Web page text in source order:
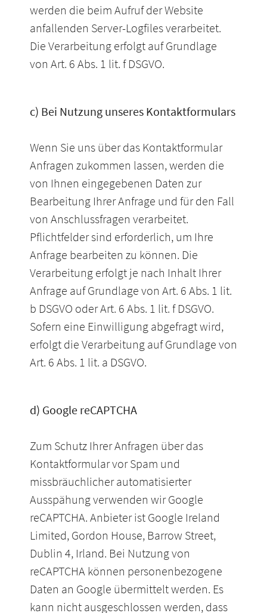
werden die beim Aufruf der Website
anfallenden Server-Logfiles verarbeitet.
Die Verarbeitung erfolgt auf Grundlage
von Art. 6 Abs. 1 lit. f DSGVO.
c) Bei Nutzung unseres Kontaktformulars
Wenn Sie uns über das Kontaktformular
Anfragen zukommen lassen, werden die
von Ihnen eingegebenen Daten zur
Bearbeitung Ihrer Anfrage und für den Fall
von Anschlussfragen verarbeitet.
Pflichtfelder sind erforderlich, um Ihre
Anfrage bearbeiten zu können. Die
Verarbeitung erfolgt je nach Inhalt Ihrer
Anfrage auf Grundlage von Art. 6 Abs. 1 lit.
b DSGVO oder Art. 6 Abs. 1 lit. f DSGVO.
Sofern eine Einwilligung abgefragt wird,
erfolgt die Verarbeitung auf Grundlage von
Art. 6 Abs. 1 lit. a DSGVO.
d) Google reCAPTCHA
Zum Schutz Ihrer Anfragen über das
Kontaktformular vor Spam und
missbräuchlicher automatisierter
Ausspähung verwenden wir Google
reCAPTCHA. Anbieter ist Google Ireland
Limited, Gordon House, Barrow Street,
Dublin 4, Irland. Bei Nutzung von
reCAPTCHA können personenbezogene
Daten an Google übermittelt werden. Es
kann nicht ausgeschlossen werden, dass